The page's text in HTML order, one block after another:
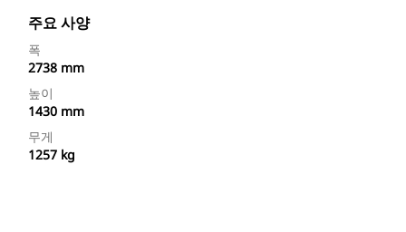
주요 사양
폭
2738 mm
높이
1430 mm
무게
1257 kg